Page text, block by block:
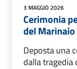
3 MAGGIO 2026
Cerimonia
del Marinaio
Deposta una
dalla tragedia